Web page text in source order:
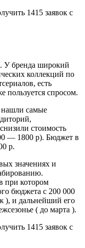
У бренда широкий
коллекций по
есть
пользуется спросом.
нашли самые
стоимость
— 1800 р). Бюджет в
р.
значениях и
при котором
бюджета с 200 000
), и дальнейший его
( до марта ).